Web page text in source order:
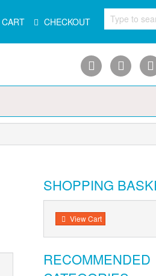
CART CHECKOUT Type to
SHOPPING
View Cart
RECOMMENDED